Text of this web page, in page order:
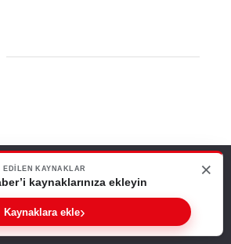
en iyi deneyimi sunabilmemiz için çerezleri
kullanmaya devam ederseniz, bunu kabul
ettiğinizi varsayarız.
Tamam
EDILEN KAYNAKLAR
kaynaklarınıza ekleyin
Kaynaklara ekle›
×